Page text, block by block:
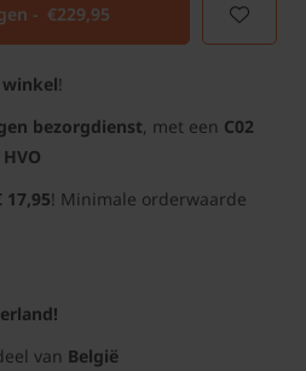
- €229,95
winkel!
bezorgdienst, met een C02
HVO
17,95! Minimale orderwaarde
van België